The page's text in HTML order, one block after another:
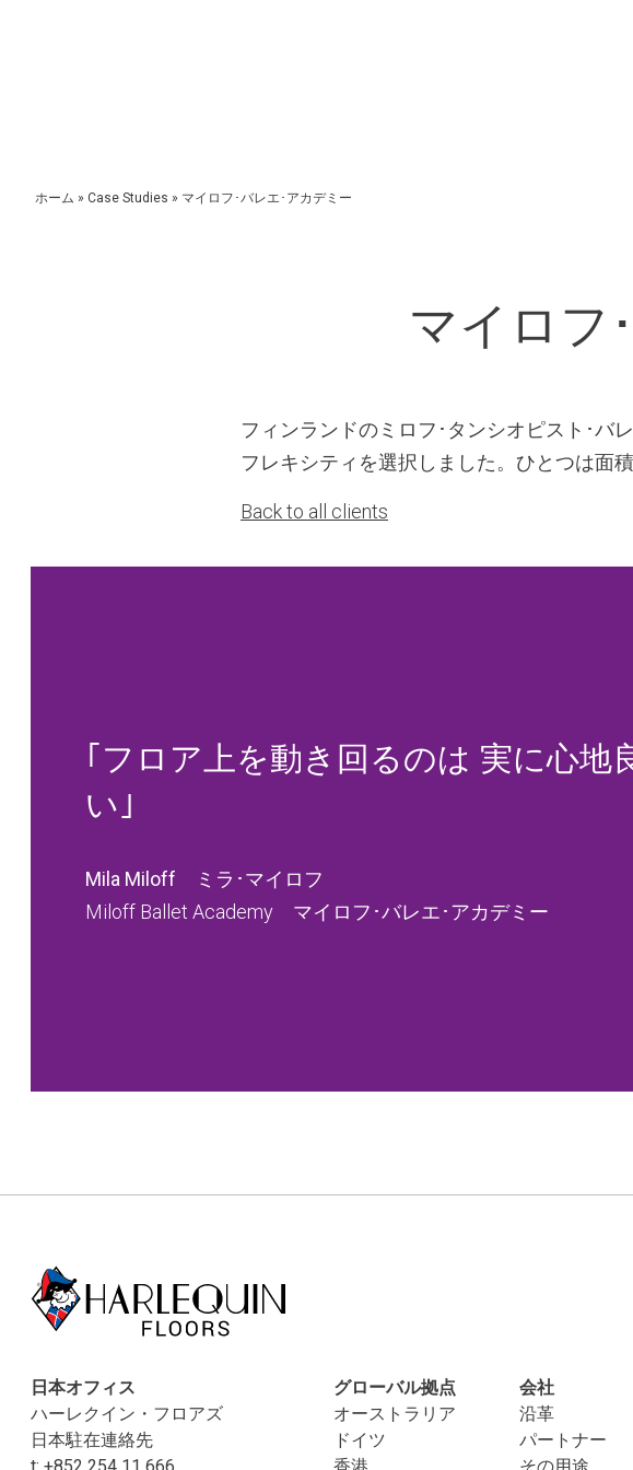
ホーム » Case Studies » マイロフ･バレエ･アカデミー
マイロフ
フィンランドのミロフ･タンシオピスト･バ
フレキシティを選択しました。ひとつは面
Back to all clients
｢フロア上を動き回るのは 実に心地
い｣
Mila Miloff ミラ･マイロフ
Miloff Ballet Academy マイロフ･バレエ･アカデミー
日本オフィス
ハーレクイン・フロアズ
日本駐在連絡先
グローバル拠点
オーストラリア
ドイツ
会社
沿革
パートナー